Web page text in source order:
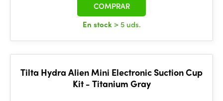
En stock > 5 uds.
COMPRAR
Tilta Hydra Alien Mini Electronic Suction Cup
Kit - Titanium Gray